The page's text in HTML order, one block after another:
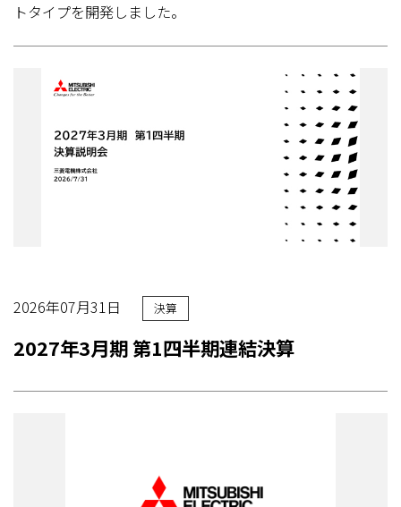
トタイプを開発しました。
2026年07月31日 決算
2027年3月期 第1四半期連結決算